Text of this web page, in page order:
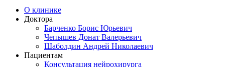
О клинике
Доктора
Барченко Борис Юрьевич
Чепышев Донат Валерьевич
Шаболдин Андрей Николаевич
Пациентам
Консультация нейрохирурга